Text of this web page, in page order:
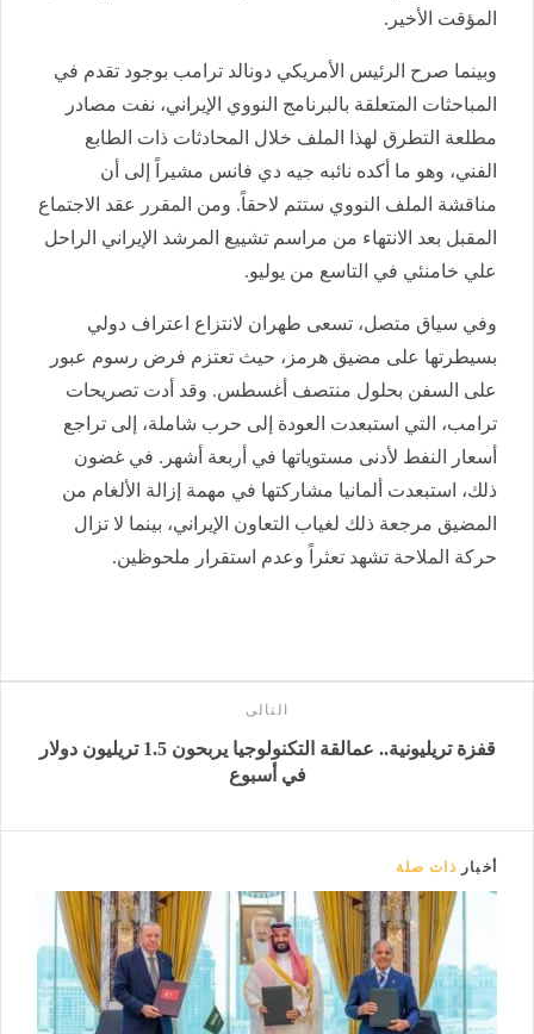
المؤقت الأخير.
وبينما صرح الرئيس الأمريكي دونالد ترامب بوجود تقدم في
المباحثات المتعلقة بالبرنامج النووي الإيراني، نفت مصادر
مطلعة التطرق لهذا الملف خلال المحادثات ذات الطابع
الفني، وهو ما أكده نائبه جيه دي فانس مشيراً إلى أن
مناقشة الملف النووي ستتم لاحقاً. ومن المقرر عقد الاجتماع
المقبل بعد الانتهاء من مراسم تشييع المرشد الإيراني الراحل
علي خامنئي في التاسع من يوليو.
وفي سياق متصل، تسعى طهران لانتزاع اعتراف دولي
بسيطرتها على مضيق هرمز، حيث تعتزم فرض رسوم عبور
على السفن بحلول منتصف أغسطس. وقد أدت تصريحات
ترامب، التي استبعدت العودة إلى حرب شاملة، إلى تراجع
أسعار النفط لأدنى مستوياتها في أربعة أشهر. في غضون
ذلك، استبعدت ألمانيا مشاركتها في مهمة إزالة الألغام من
المضيق مرجعة ذلك لغياب التعاون الإيراني، بينما لا تزال
حركة الملاحة تشهد تعثراً وعدم استقرار ملحوظين.
التالى
قفزة تريليونية.. عمالقة التكنولوجيا يربحون 1.5 تريليون دولار
في أسبوع
أخبار ذات صلة